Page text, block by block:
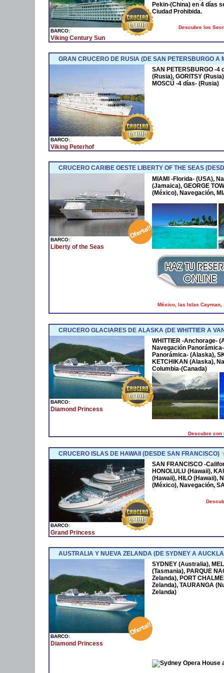
BARCO:
Viking Century Sun
Pekin-(China) en 4 días
Ciudad Prohibida.
Descubre los
GRAN CRUCERO DE RUSIA (DE SAN PETERSBURGO A
BARCO:
Viking Peterhof
SAN PETERSBURGO -4
(Rusia), GORITSY
MOSCÚ -4 días- (Rusia)
CRUCERO CARIBE OESTE LIBERTY OF THE SEAS
BARCO:
Liberty of the Seas
MIAMI -Florida- (USA),
(Jamaica), GEORGE
(México), Navegación,
México, las Islas
CRUCERO GLACIARES DE ALASKA (DE WHITTIER A
BARCO:
Diamond Princess
WHITTIER -Anchorage-
Navegación
Panorámica- (Alaska),
KETCHIKAN (Alaska),
Columbia-(Canada)
Descubre
CRUCERO ISLAS DE HAWAII (DESDE SAN FRANCISCO)
BARCO:
Grand Princess
SAN FRANCISCO -
HONOLULU (Hawaii),
(Hawaii), HILO (Hawaii),
(México), Navegación,
AUSTRALIA Y NUEVA ZELANDA (DE SYDNEY A
BARCO:
Diamond Princess
SYDNEY (Australia),
(Tasmania), PARQUE
Zelanda), PORT
Zelanda), TAURANGA
Zelanda)